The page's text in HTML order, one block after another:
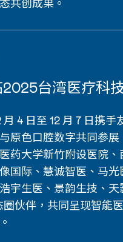
共创成果。
台湾医疗科
月 4 日至 12 月 7 日携手
原色口腔数字共同参展
药大学新竹附设医院、
国际、慧诚智医、马
宇生医、景韵生技、天
圈伙伴，共同呈现智能